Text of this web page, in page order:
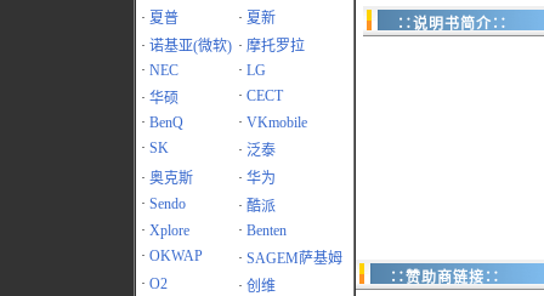
· 夏普 · 夏新
· 诺基亚(微软) · 摩托罗拉
· NEC · LG
· 华硕 · CECT
· BenQ · VKmobile
· SK · 泛泰
· 奥克斯 · 华为
· Sendo · 酷派
· Xplore · Benten
· OKWAP · SAGEM萨基姆
· O2 · 创维
∷说明书简介∷
∷赞助商链接∷